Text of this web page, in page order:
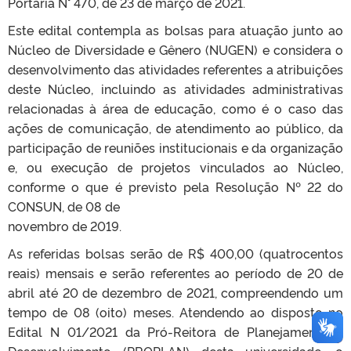
Este edital contempla as bolsas para atuação junto ao
Núcleo de Diversidade e Gênero (NUGEN) e considera o
desenvolvimento das atividades referentes a atribuições
deste Núcleo, incluindo as atividades administrativas
relacionadas à área de educação, como é o caso das
ações de comunicação, de atendimento ao público, da
participação de reuniões institucionais e da organização
e, ou execução de projetos vinculados ao Núcleo,
conforme o que é previsto pela Resolução Nº 22 do
CONSUN, de 08 de
novembro de 2019.
As referidas bolsas serão de R$ 400,00 (quatrocentos
reais) mensais e serão referentes ao período de 20 de
abril até 20 de dezembro de 2021, compreendendo um
tempo de 08 (oito) meses. Atendendo ao disposto no
Edital N 01/2021 da Pró-Reitora de Planejamento e